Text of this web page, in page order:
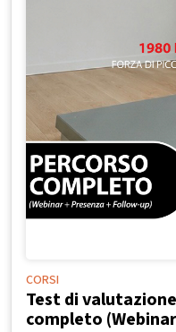
CORSI
Test di
completo